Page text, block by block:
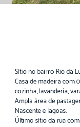
Sítio no bairro Rio da
Casa de madeira com
cozinha, lavanderia,
Ampla área de
Nascente e lagoas.
Último sítio da rua